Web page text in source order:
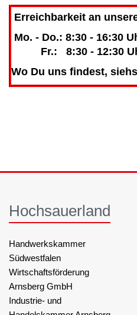
Erreichbarkeit an
Mo. - Do.: 8:30 - 16:30
Fr.: 8:30 - 12:30
Wo Du uns findest,
Hochsauerland
Handwerkskammer
Südwestfalen
Wirtschaftsförderung
Arnsberg GmbH
Industrie- und